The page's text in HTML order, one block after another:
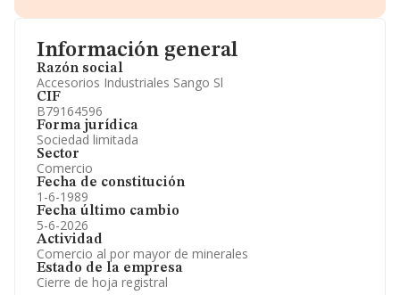
Información general
Razón social
Accesorios Industriales Sango Sl
CIF
B79164596
Forma jurídica
Sociedad limitada
Sector
Comercio
Fecha de constitución
1-6-1989
Fecha último cambio
5-6-2026
Actividad
Comercio al por mayor de minerales
Estado de la empresa
Cierre de hoja registral
Información oficial y registral complementaria.